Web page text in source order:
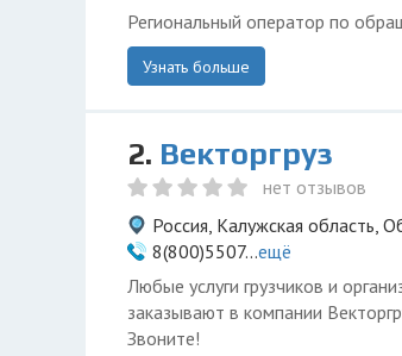
Региональный оператор по
Узнать больше
2. Векторгруз
нет отзывов
Россия, Калужская область,
8(800)5507...ещё
Любые услуги грузчиков и
заказывают в компании
Звоните!